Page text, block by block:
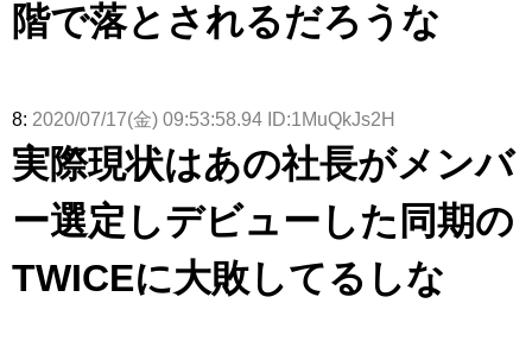
階で落とされるだろうな
8: 2020/07/17(金) 09:53:58.94 ID:1MuQkJs2H
実際現状はあの社長がメンバ
ー選定しデビューした同期の
TWICEに大敗してるしな